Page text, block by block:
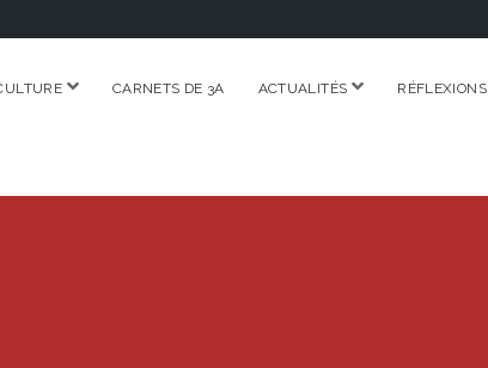
ouvrirCARNETS DE 3A ACTUALITÉS ouvrirRÉFLEXIONS